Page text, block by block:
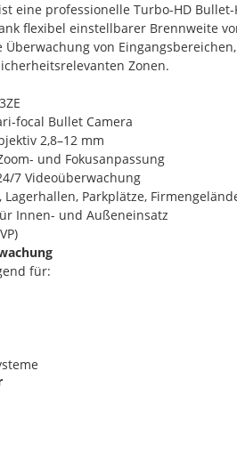
ist eine professionelle Turbo-HD
flexibel einstellbarer Brennweite
von
Zonen.
focal Bullet Camera
2,8–12 mm
und Fokusanpassung
7 Videoüberwachung
Parkplätze,
Innen- und Außeneinsatz
für:
Kamera